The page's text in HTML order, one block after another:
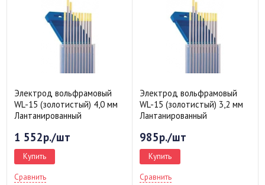
Электрод вольфрамовый
WL-15 (золотистый) 4,0 мм
Лантанированный
1 552р./шт
Купить
Сравнить
Электрод вольфрамовый
WL-15 (золотистый) 3,2 мм
Лантанированный
985р./шт
Купить
Сравнить